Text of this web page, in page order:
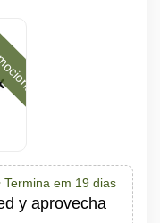
Termina em 19 dias
y aprovecha